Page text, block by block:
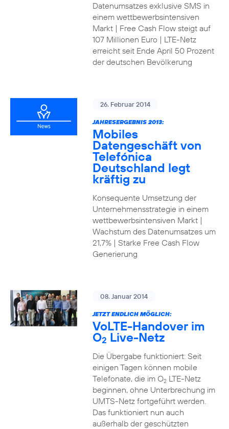
Datenumsatzes exklusive SMS in
einem wettbewerbsintensiven
Markt | Free Cash Flow steigt auf
107 Millionen Euro | LTE-Netz
erreicht seit Ende April 50 Prozent
der deutschen Bevölkerung
26. Februar 2014
JAHRESERGEBNIS 2013:
Mobiles
Datengeschäft von
Telefónica
Deutschland legt
kräftig zu
Konsequente Umsetzung der
Unternehmensstrategie in einem
wettbewerbsintensiven Markt |
Wachstum des Datenumsatzes um
21,7% | Starke Free Cash Flow
Generierung
08. Januar 2014
JETZT ENDLICH MÖGLICH:
VoLTE-Handover im
O2 Live-Netz
Die Übergabe funktioniert: Seit
einigen Tagen können mobile
Telefonate, die im O2LTE-Netz
beginnen, ohne Unterbrechung im
UMTS-Netz fortgeführt werden.
Das funktioniert nun auch
außerhalb der geschützten